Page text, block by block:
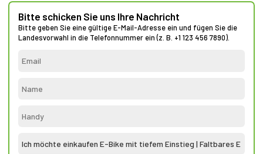
Bitte schicken Sie uns Ihre Nachricht
Bitte geben Sie eine gültige E-Mail-Adresse ein und fügen Sie die
Landesvorwahl in die Telefonnummer ein (z. B. +1 123 456 7890).